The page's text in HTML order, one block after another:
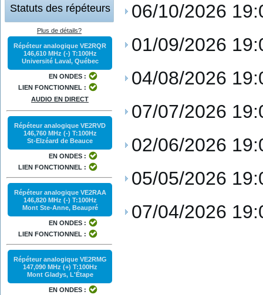
Statuts des répéteurs
Plus de détails?
Répéteur analogique VE2RQR
146,610 MHz (-) T:100Hz
Université Laval, Québec
EN ONDES :
LIEN FONCTIONNEL :
AUDIO EN DIRECT
Répéteur analogique VE2RVD
146,760 MHz (-) T:100Hz
St-Elzéard de Beauce
EN ONDES :
LIEN FONCTIONNEL :
Répéteur analogique VE2RAA
146,820 MHz (-) T:100Hz
Mont Ste-Anne, Beaupré
EN ONDES :
LIEN FONCTIONNEL :
Répéteur analogique VE2RMG
147,090 MHz (+) T:100Hz
Mont Gladys, L'Étape
EN ONDES :
06/10/2026
01/09/2026
04/08/2026
07/07/2026
02/06/2026
05/05/2026
07/04/2026